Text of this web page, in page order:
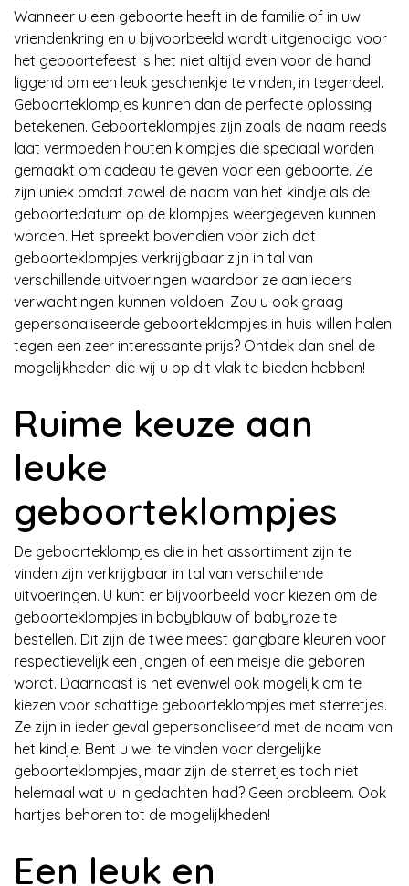
Wanneer u een geboorte heeft in de familie of in uw
vriendenkring en u bijvoorbeeld wordt uitgenodigd voor
het geboortefeest is het niet altijd even voor de hand
liggend om een leuk geschenkje te vinden, in tegendeel.
Geboorteklompjes kunnen dan de perfecte oplossing
betekenen. Geboorteklompjes zijn zoals de naam reeds
laat vermoeden houten klompjes die speciaal worden
gemaakt om cadeau te geven voor een geboorte. Ze
zijn uniek omdat zowel de naam van het kindje als de
geboortedatum op de klompjes weergegeven kunnen
worden. Het spreekt bovendien voor zich dat
geboorteklompjes verkrijgbaar zijn in tal van
verschillende uitvoeringen waardoor ze aan ieders
verwachtingen kunnen voldoen. Zou u ook graag
gepersonaliseerde geboorteklompjes in huis willen halen
tegen een zeer interessante prijs? Ontdek dan snel de
mogelijkheden die wij u op dit vlak te bieden hebben!
Ruime keuze aan
leuke
geboorteklompjes
De geboorteklompjes die in het assortiment zijn te
vinden zijn verkrijgbaar in tal van verschillende
uitvoeringen. U kunt er bijvoorbeeld voor kiezen om de
geboorteklompjes in babyblauw of babyroze te
bestellen. Dit zijn de twee meest gangbare kleuren voor
respectievelijk een jongen of een meisje die geboren
wordt. Daarnaast is het evenwel ook mogelijk om te
kiezen voor schattige geboorteklompjes met sterretjes.
Ze zijn in ieder geval gepersonaliseerd met de naam van
het kindje. Bent u wel te vinden voor dergelijke
geboorteklompjes, maar zijn de sterretjes toch niet
helemaal wat u in gedachten had? Geen probleem. Ook
hartjes behoren tot de mogelijkheden!
Een leuk en